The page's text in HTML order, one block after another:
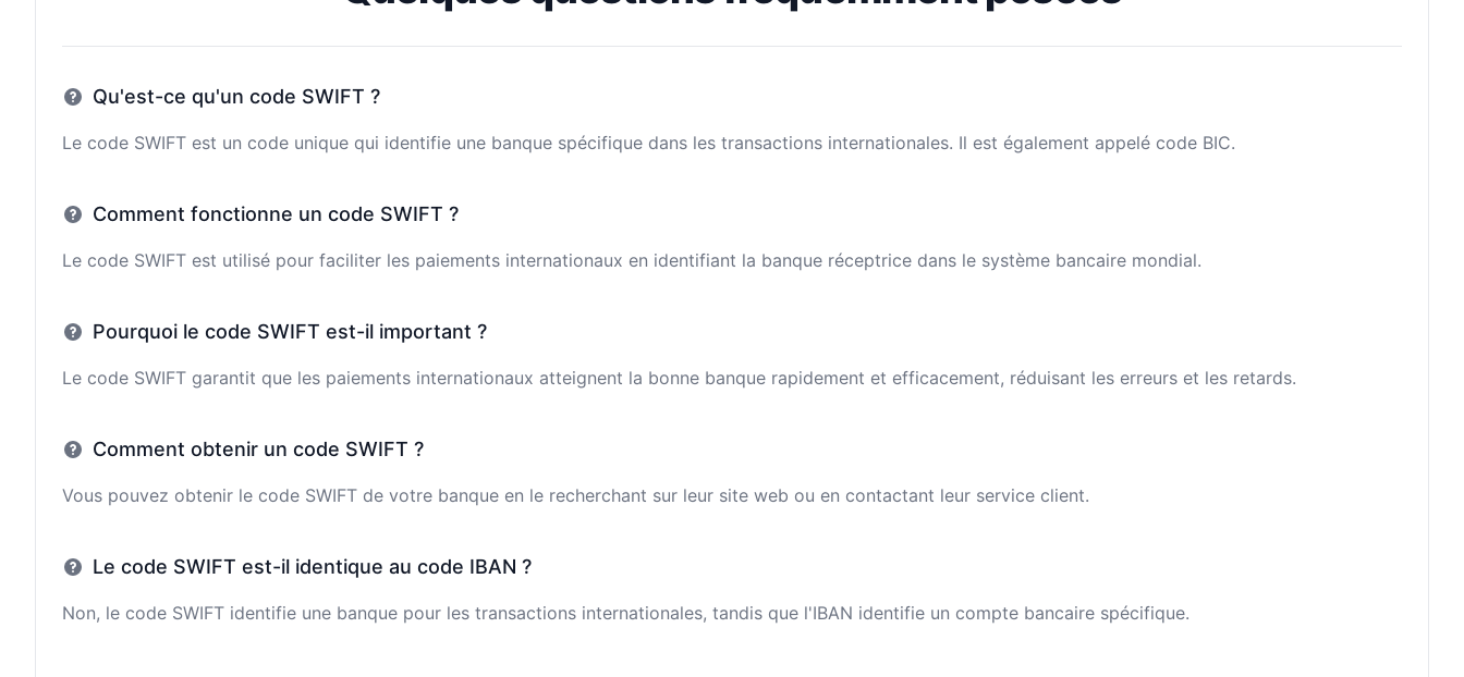
Qu'est-ce qu'un code SWIFT ?
Le code SWIFT est un code unique qui identifie une banque spécifique dans les transactions internationales. Il est également appelé code BIC.
Comment fonctionne un code SWIFT ?
Le code SWIFT est utilisé pour faciliter les paiements internationaux en identifiant la banque réceptrice dans le système bancaire mondial.
Pourquoi le code SWIFT est-il important ?
Le code SWIFT garantit que les paiements internationaux atteignent la bonne banque rapidement et efficacement, réduisant les erreurs et les retards.
Comment obtenir un code SWIFT ?
Vous pouvez obtenir le code SWIFT de votre banque en le recherchant sur leur site web ou en contactant leur service client.
Le code SWIFT est-il identique au code IBAN ?
Non, le code SWIFT identifie une banque pour les transactions internationales, tandis que l'IBAN identifie un compte bancaire spécifique.